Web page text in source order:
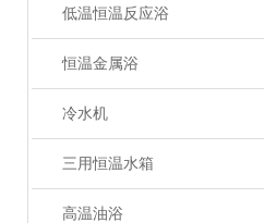
低温恒温反应浴
恒温金属浴
冷水机
三用恒温水箱
高温油浴